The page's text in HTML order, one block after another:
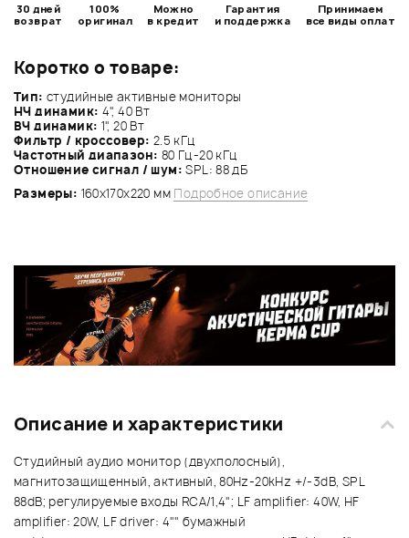
Коротко о товаре:
Тип: студийные активные мониторы
НЧ динамик: 4", 40 Вт
ВЧ динамик: 1", 20 Вт
Фильтр / кроссовер: 2.5 кГц
Частотный диапазон: 80 Гц-20 кГц
Отношение сигнал / шум: SPL: 88 дБ
Размеры: 160x170x220 мм Подробное описание
30 дней
возврат
100%
оригинал
Можно
в кредит
Гарантия
и поддержка
Принимаем
все виды оплат
Описание и характеристики
Студийный аудио монитор (двухполосный),
магнитозащищенный, активный, 80Hz-20kHz +/-3dB, SPL
88dB; регулируемые входы RCA/1,4"; LF amplifier: 40W, HF
amplifier: 20W, LF driver: 4"" бумажный